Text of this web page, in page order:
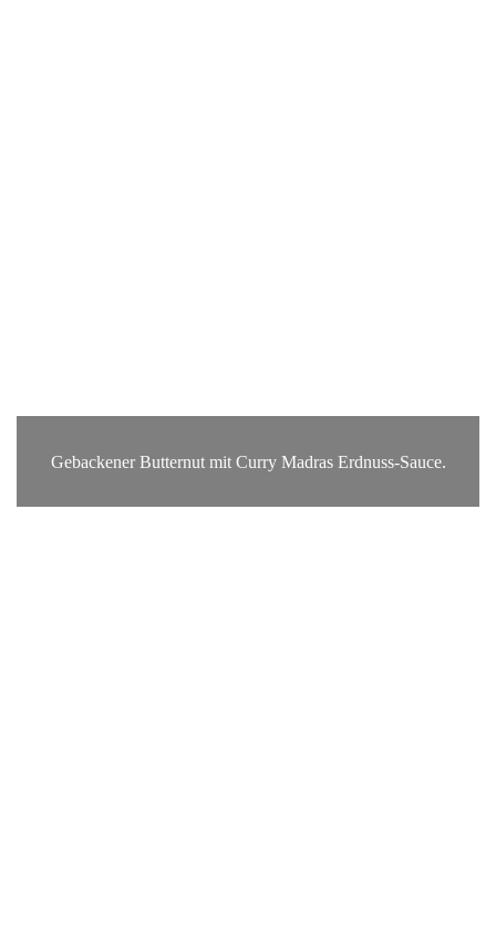
Gebackener Butternut mit Curry Madras Erdnuss-Sauce.